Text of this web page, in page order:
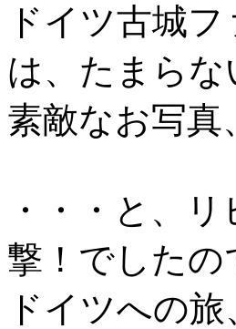
ドイツ古城
は、たまら
素敵なお写
・・・と、
撃！でした
ドイツへの